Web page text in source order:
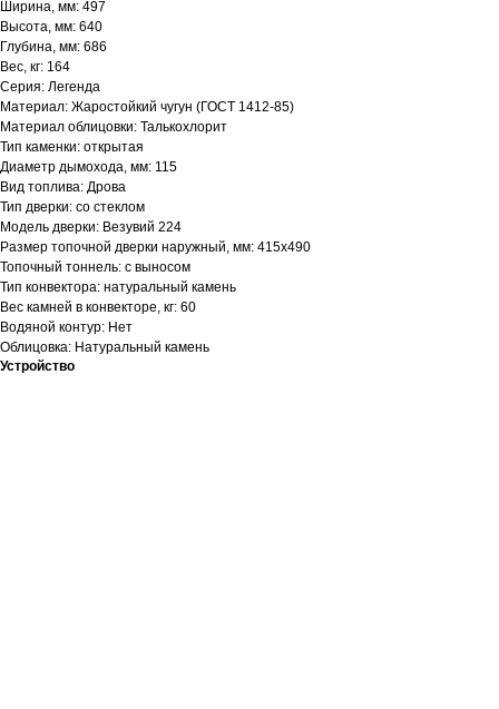
Ширина, мм: 497
Высота, мм: 640
Глубина, мм: 686
Вес, кг: 164
Серия: Легенда
Материал: Жаростойкий чугун (ГОСТ 1412-85)
Материал облицовки: Талькохлорит
Тип каменки: открытая
Диаметр дымохода, мм: 115
Вид топлива: Дрова
Тип дверки: со стеклом
Модель дверки: Везувий 224
Размер топочной дверки наружный, мм: 415х490
Топочный тоннель: с выносом
Тип конвектора: натуральный камень
Вес камней в конвекторе, кг: 60
Водяной контур: Нет
Облицовка: Натуральный камень
Устройство